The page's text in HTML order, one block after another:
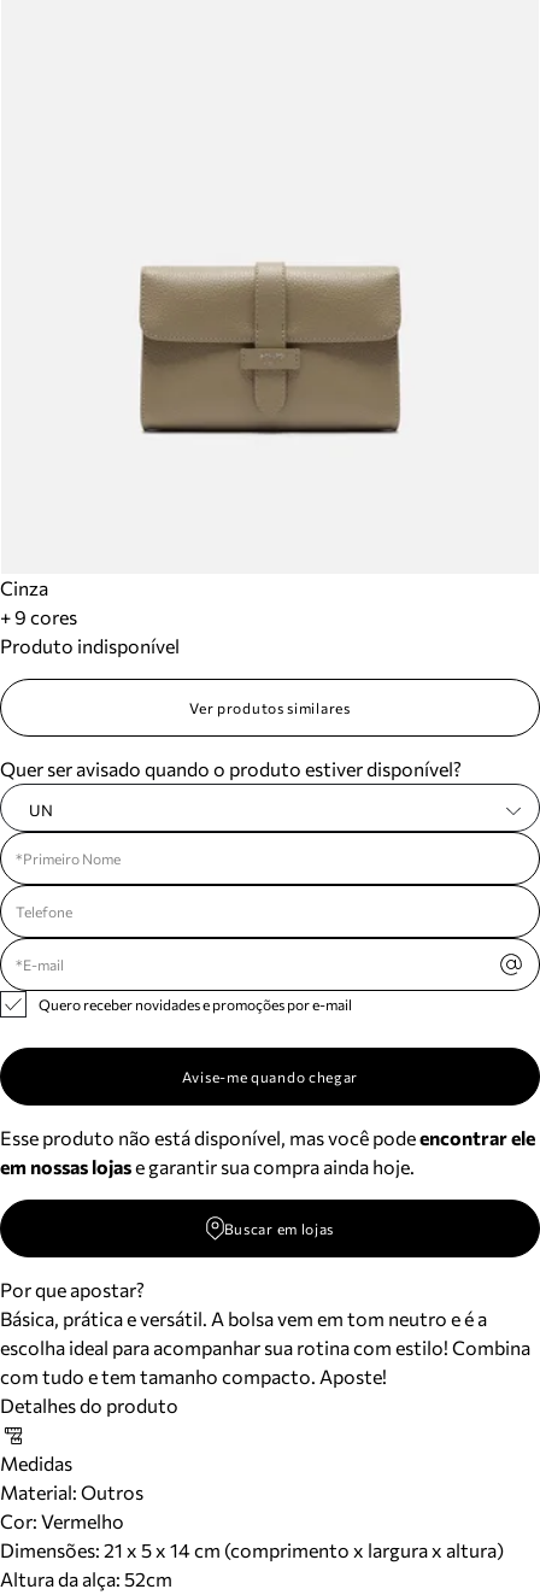
Cinza
+ 9 cores
Produto indisponível
Ver produtos similares
Quer ser avisado quando o produto estiver disponível?
UN
Quero receber novidades e promoções por e-mail
Avise-me quando chegar
Esse produto não está disponível, mas você podeencontrar ele
em nossas lojase garantir sua compra ainda hoje.
Buscar em lojas
Por que apostar?
Básica, prática e versátil. A bolsa vem em tom neutro e é a
escolha ideal para acompanhar sua rotina com estilo! Combina
com tudo e tem tamanho compacto. Aposte!
Detalhes do produto
Medidas
Material: Outros
Cor: Vermelho
Dimensões: 21 x 5 x 14 cm (comprimento x largura x altura)
Altura da alça: 52cm